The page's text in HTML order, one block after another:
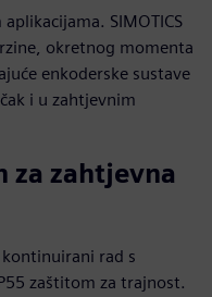
SIMOTICS
okretnog momenta
enkoderske sustave
i u zahtjevnim
za zahtjevna
kontinuirani rad s
zaštitom za trajnost.